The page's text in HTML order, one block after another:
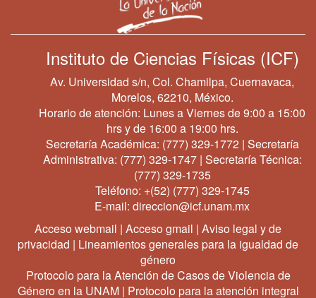
Instituto de Ciencias Físicas (ICF)
Av. Universidad s/n, Col. Chamilpa, Cuernavaca,
Morelos, 62210, México.
Horario de atención: Lunes a Viernes de 9:00 a 15:00
hrs y de 16:00 a 19:00 hrs.
Secretaría Académica: (777) 329-1772 | Secretaría
Administrativa: (777) 329-1747| Secretaría Técnica:
(777) 329-1735
Teléfono: +(52) (777) 329-1745
E-mail: direccion@icf.unam.mx
Acceso webmail | Acceso gmail | Aviso legal y de
privacidad | Lineamientos generales para la igualdad de
género
Protocolo para la Atención de Casos de Violencia de
Género en la UNAM| Protocolo para la atención integral